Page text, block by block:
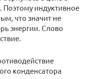
Поэтому индуктивное
что значит не
энергии. Слово
конденсатора